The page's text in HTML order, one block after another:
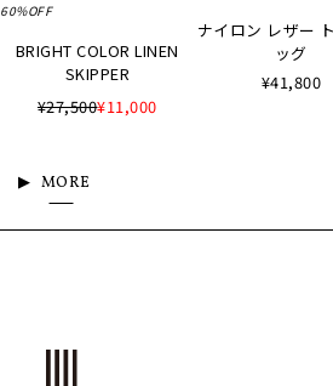
60%OFF
BRIGHT COLOR LINEN
SKIPPER
¥27,500¥11,000
ナイロン レザー
ッグ
¥41,800
MORE